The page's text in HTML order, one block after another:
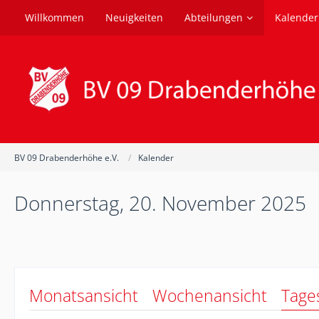
Willkommen Neuigkeiten Abteilungen Kalender
BV 09 Drabenderhöhe e.V. Kalender
Donnerstag, 20. November 2025
Monatsansicht Wochenansicht